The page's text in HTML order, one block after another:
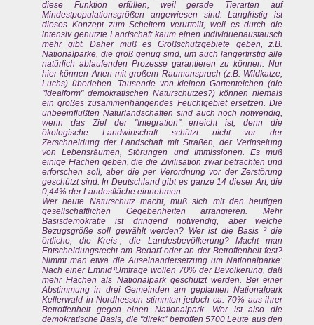
diese Funktion erfüllen, weil gerade Tierarten auf
Mindestpopulationsgrößen angewiesen sind. Langfristig ist
dieses Konzept zum Scheitern verurteilt, weil es durch die
intensiv genutzte Landschaft kaum einen Individuenaustausch
mehr gibt. Daher muß es Großschutzgebiete geben, z.B.
Nationalparke, die groß genug sind, um auch längerfirstig alle
natürlich ablaufenden Prozesse garantieren zu können. Nur
hier können Arten mit großem Raumanspruch (z.B. Wildkatze,
Luchs) überleben. Tausende von kleinen Gartenteichen (die
"Idealform" demokratischen Naturschutzes?) können niemals
ein großes zusammenhängendes Feuchtgebiet ersetzen. Die
unbeeinflußten Naturlandschaften sind auch noch notwendig,
wenn das Ziel der "Integration" erreicht ist, denn die
ökologische Landwirtschaft schützt nicht vor der
Zerschneidung der Landschaft mit Straßen, der Verinselung
von Lebensräumen, Störungen und Immissionen. Es muß
einige Flächen geben, die die Zivilisation zwar betrachten und
erforschen soll, aber die per Verordnung vor der Zerstörung
geschützt sind. In Deutschland gibt es ganze 14 dieser Art, die
0,44% der Landesfläche einnehmen.
Wer heute Naturschutz macht, muß sich mit den heutigen
gesellschaftlichen Gegebenheiten arrangieren. Mehr
Basisdemokratie ist dringend notwendig, aber welche
Bezugsgröße soll gewählt werden? Wer ist die Basis ² die
örtliche, die Kreis-, die Landesbevölkerung? Macht man
Entscheidungsrecht am Bedarf oder an der Betroffenheit fest?
Nimmt man etwa die Auseinandersetzung um Nationalparke:
Nach einer Emnid³Umfrage wollen 70% der Bevölkerung, daß
mehr Flächen als Nationalpark geschützt werden. Bei einer
Abstimmung in drei Gemeinden am geplanten Nationalpark
Kellerwald in Nordhessen stimmten jedoch ca. 70% aus ihrer
Betroffenheit gegen einen Nationalpark. Wer ist also die
demokratische Basis, die "direkt" betroffen 5700 Leute aus den